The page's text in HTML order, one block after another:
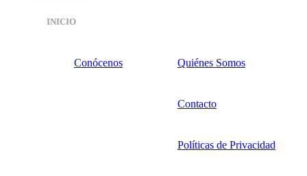
INICIO
Conócenos Quiénes Somos
Contacto
Políticas de Privacidad